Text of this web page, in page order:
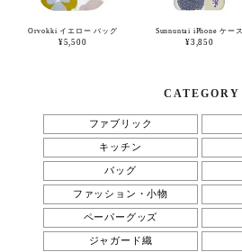
Orvokki イエロー バッグ
¥5,500
Sunnuntai iPhone ケース
¥3,850
CATEGORY
ファブリック
キッチン
バッグ
ファッション・小物
ペーパーグッズ
ジャガード織